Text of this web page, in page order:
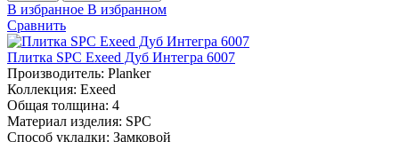
В избранное В избранном
Сравнить
Плитка SPC Exeed Дуб Интегра 6007
Производитель: Planker
Коллекция: Exeed
Общая толщина: 4
Материал изделия: SPC
Способ укладки: Замковой